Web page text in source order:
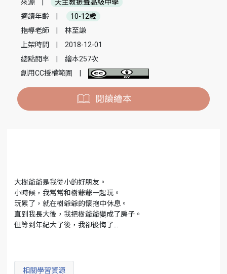
來源
天主教振聲高級中學
適讀年齡
10-12歲
指導老師
林至謙
上架時間
2018-12-01
總點閱率
繪本257次
創用CC授權範圍
閱讀繪本
大樹爺爺是我從小的好朋友。
小時候，我常常和樹爺爺一起玩。
玩累了，就在樹爺爺的懷抱中休息。
直到我長大後，我把樹爺爺變成了房子。
但等到年紀大了後，我卻後悔了…
相關學習資源